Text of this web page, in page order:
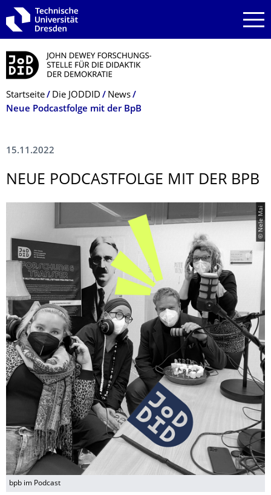
Zur Hauptnavigation springen
Zur Suche springen
Zum Inhalt springen
Breadcrumb-Menü
Startseite Die JODDID
News
Neue Podcastfolge mit der BpB
15.11.2022
NEUE PODCASTFOLGE MIT DER BPB
© Nele Mai
bpb im Podcast